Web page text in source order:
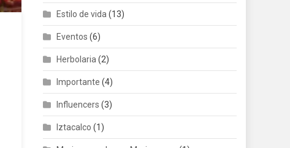
Estilo de vida (13)
Eventos (6)
Herbolaria (2)
Importante (4)
Influencers (3)
Iztacalco (1)